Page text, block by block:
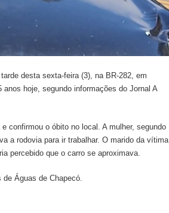
desta sexta-feira (3), na BR-282, em
hoje, segundo informações do Jornal A
confirmou o óbito no local. A mulher, segundo
a rodovia para ir trabalhar. O marido da vítima
percebido que o carro se aproximava.
Águas de Chapecó.